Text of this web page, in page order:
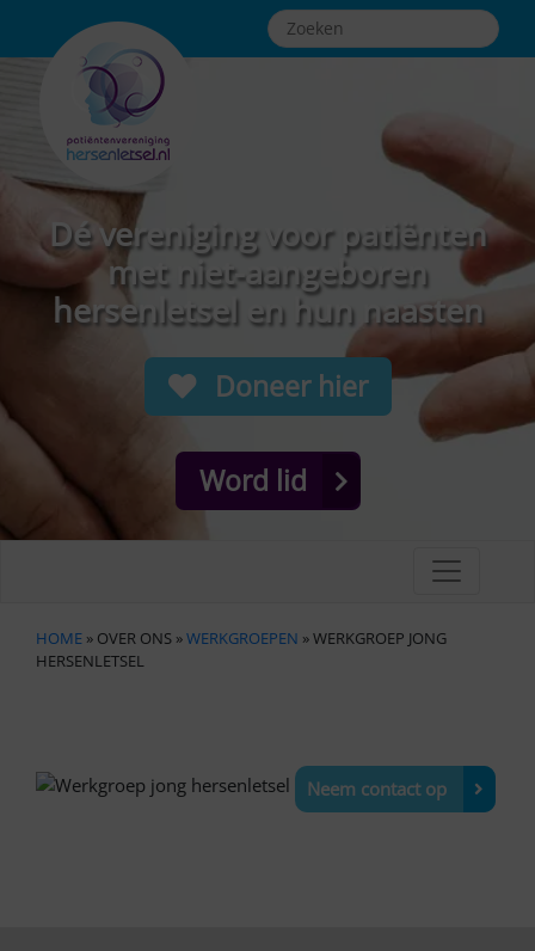
Dé vereniging voor patiënten
met niet-aangeboren
hersenletsel en hun naasten
Doneer hier
Word lid
HOME » OVER ONS »WERKGROEPEN » WERKGROEP JONG
HERSENLETSEL
Neem contact op